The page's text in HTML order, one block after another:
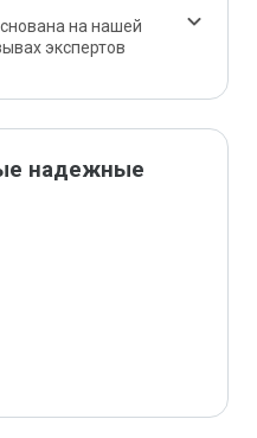
на нашей
экспертов
надежные